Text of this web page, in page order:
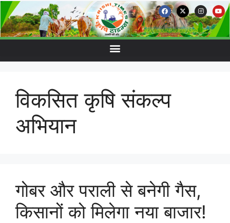
विकसित कृषि संकल्प
अभियान
गोबर और पराली से बनेगी गैस,
किसानों को मिलेगा नया बाजार!